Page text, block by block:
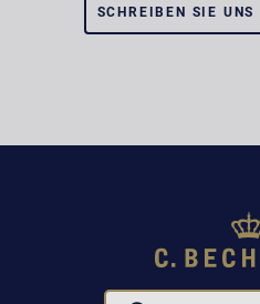
SCHREIBEN SIE